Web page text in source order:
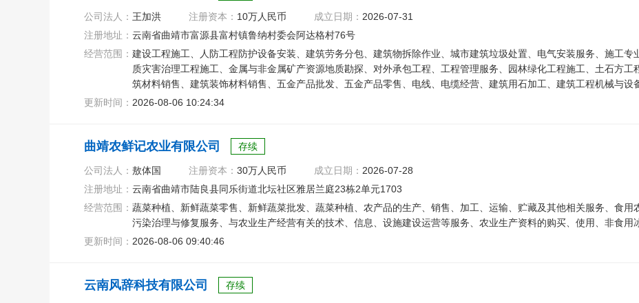
公司法人： 王加洪 注册资本： 10万人民币 成立日期： 2026-07-31
注册地址： 云南省曲靖市富源县富村镇鲁纳村委会阿达格村76号
经营范围： 建设工程施工、人防工程防护设备安装、建筑劳务分包、建筑物拆除作业、城市建筑垃圾处置、电气安装服务、施工
质灾害治理工程施工、金属与非金属矿产资源地质勘探、对外承包工程、工程管理服务、园林绿化工程施工、土石方
筑材料销售、建筑装饰材料销售、五金产品批发、五金产品零售、电线、电缆经营、建筑用石加工、建筑工程机械与设
属门窗工程施工
更新时间： 2026-08-06 10:24:34
曲靖农鲜记农业有限公司 存续
公司法人： 敖体国 注册资本： 30万人民币 成立日期： 2026-07-28
注册地址： 云南省曲靖市陆良县同乐街道北坛社区雅居兰庭23栋2单元1703
经营范围： 蔬菜种植、新鲜蔬菜零售、新鲜蔬菜批发、蔬菜种植、农产品的生产、销售、加工、运输、贮藏及其他相关服务、食
污染治理与修复服务、与农业生产经营有关的技术、信息、设施建设运营等服务、农业生产资料的购买、使用、非食用
更新时间： 2026-08-06 09:40:46
云南风辞科技有限公司 存续